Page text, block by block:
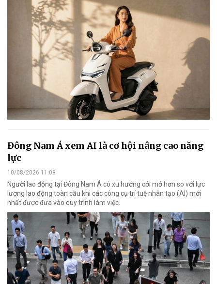
Đông Nam Á xem AI là cơ hội nâng cao năng
lực
10/08/2026 11:08
Người lao động tại Đông Nam Á có xu hướng cởi mở hơn so với lực
lượng lao động toàn cầu khi các công cụ trí tuệ nhân tạo (AI) mới
nhất được đưa vào quy trình làm việc.